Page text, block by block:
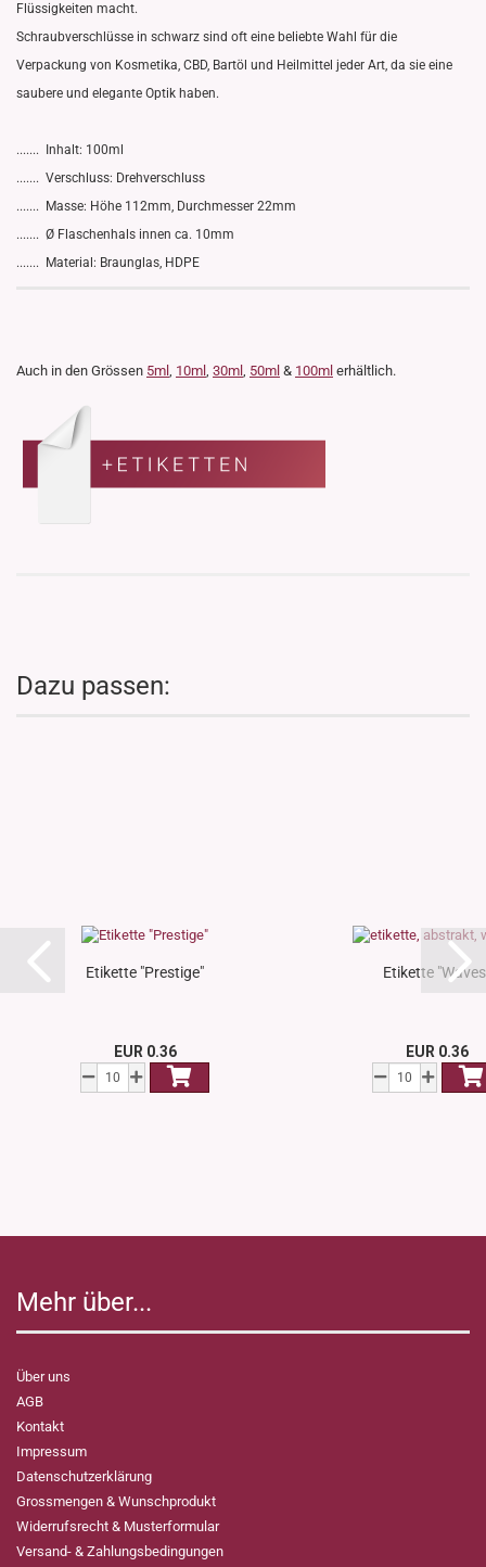
Flüssigkeiten macht.
Schraubverschlüsse in schwarz sind oft eine beliebte Wahl für die
Verpackung von Kosmetika, CBD, Bartöl und Heilmittel jeder Art, da sie eine
saubere und elegante Optik haben.
....... Inhalt: 100ml
....... Verschluss: Drehverschluss
....... Masse: Höhe 112mm, Durchmesser 22mm
....... Ø Flaschenhals innen ca. 10mm
....... Material: Braunglas, HDPE
Auch in den Grössen 5ml , 10ml , 30ml , 50ml & 100ml erhältlich.
Dazu passen:
Etikette "Prestige"
EUR 0.36
Etikette
EUR 0.36
Mehr über...
Über uns
AGB
Kontakt
Impressum
Datenschutzerklärung
Grossmengen & Wunschprodukt
Widerrufsrecht & Musterformular
Versand- & Zahlungsbedingungen